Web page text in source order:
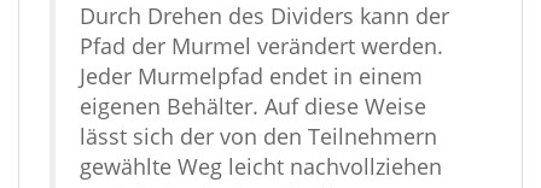
Durch Drehen des Dividers kann der
Pfad der Murmel verändert werden.
Jeder Murmelpfad endet in einem
eigenen Behälter. Auf diese Weise
lässt sich der von den Teilnehmern
gewählte Weg leicht nachvollziehen